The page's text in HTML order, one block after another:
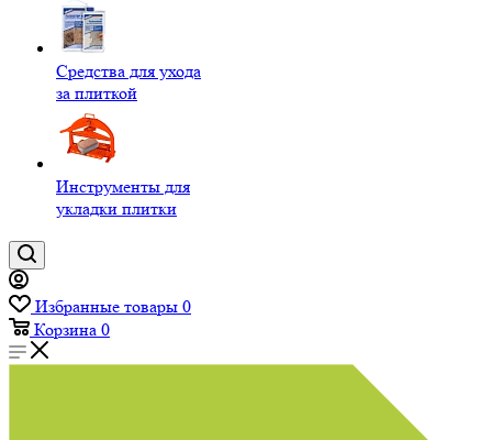
Средства для ухода
за плиткой
Инструменты для
укладки плитки
Избранные товары 0
Корзина 0